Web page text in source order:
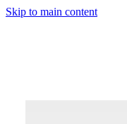
Skip to main content